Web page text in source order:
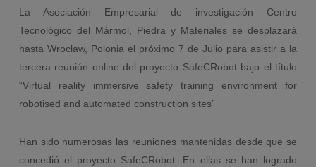
La Asociación Empresarial de investigación Centro
Tecnológico del Mármol, Piedra y Materiales se desplazará
hasta Wroclaw, Polonia el próximo 7 de Julio para asistir a la
tercera reunión online del proyecto SafeCRobot bajo el título
“Virtual reality immersive safety training environment for
robotised and automated construction sites”
Han sido numerosas las reuniones mantenidas desde que se
concedió el proyecto SafeCRobot. En ellas se han logrado